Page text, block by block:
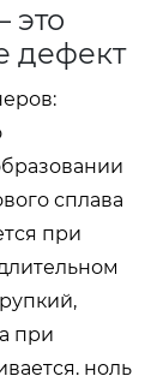
это
дефект
сплава
при
при
ноль